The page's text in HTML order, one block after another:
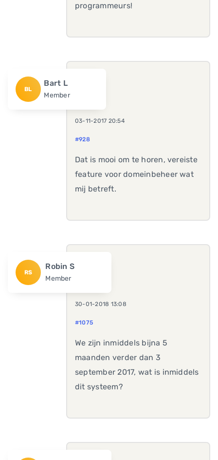
programmeurs!
BL
Bart L
Member
03-11-2017 20:54
#928
Dat is mooi om te horen, vereiste
feature voor domeinbeheer wat
mij betreft.
RS
Robin S
Member
30-01-2018 13:08
#1075
We zijn inmiddels bijna 5
maanden verder dan 3
september 2017, wat is inmiddels
dit systeem?